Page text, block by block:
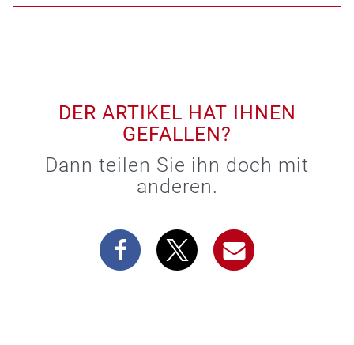
DER ARTIKEL HAT IHNEN
GEFALLEN?
Dann teilen Sie ihn doch mit
anderen.